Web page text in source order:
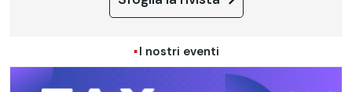
I nostri eventi